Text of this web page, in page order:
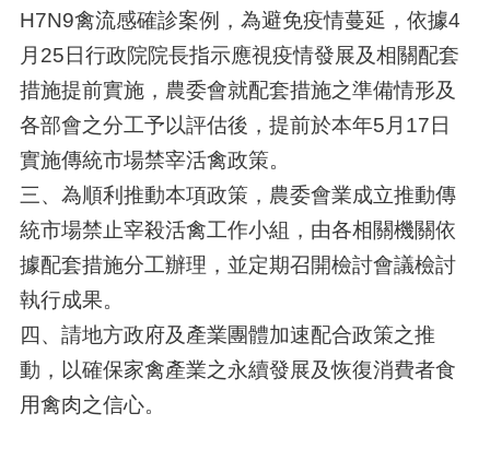
H7N9禽流感確診案例，為避免疫情蔓延，依據4
月25日行政院院長指示應視疫情發展及相關配套
措施提前實施，農委會就配套措施之準備情形及
各部會之分工予以評估後，提前於本年5月17日
實施傳統市場禁宰活禽政策。
三、為順利推動本項政策，農委會業成立推動傳
統市場禁止宰殺活禽工作小組，由各相關機關依
據配套措施分工辦理，並定期召開檢討會議檢討
執行成果。
四、請地方政府及產業團體加速配合政策之推
動，以確保家禽產業之永續發展及恢復消費者食
用禽肉之信心。